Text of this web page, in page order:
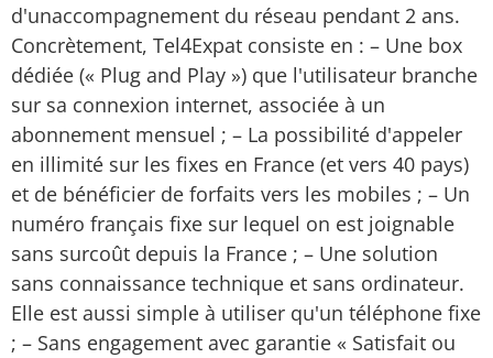
d'unaccompagnement du réseau pendant 2 ans.
Concrètement, Tel4Expat consiste en : – Une box
dédiée (« Plug and Play ») que l'utilisateur branche
sur sa connexion internet, associée à un
abonnement mensuel ; – La possibilité d'appeler
en illimité sur les fixes en France (et vers 40 pays)
et de bénéficier de forfaits vers les mobiles ; – Un
numéro français fixe sur lequel on est joignable
sans surcoût depuis la France ; – Une solution
sans connaissance technique et sans ordinateur.
Elle est aussi simple à utiliser qu'un téléphone fixe
; – Sans engagement avec garantie « Satisfait ou